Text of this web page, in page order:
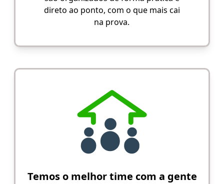
direto ao ponto, com o que mais cai
na prova.
Temos o melhor time com a gente